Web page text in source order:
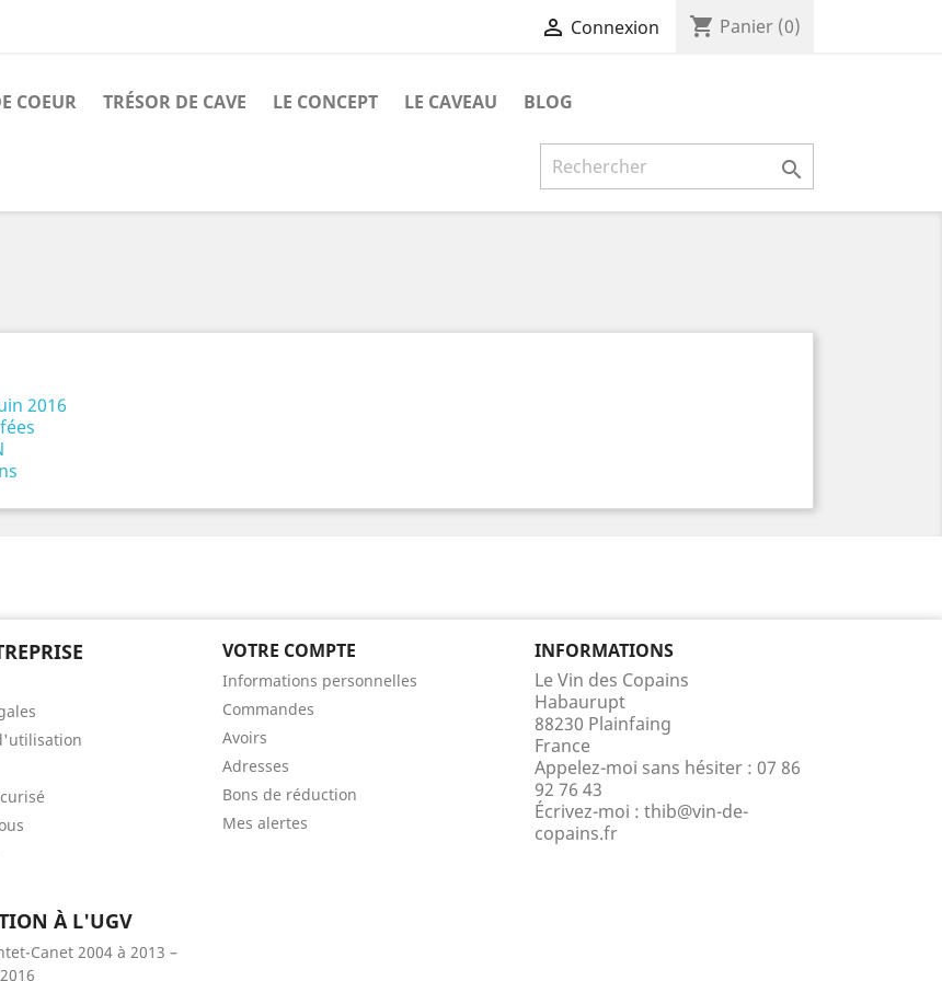
 Connexion shopping_cart Panier (0)
COEUR TRÉSOR DE CAVE LE CONCEPT LE CAVEAU BLOG

2016
VOTRE COMPTE
Informations personnelles
Commandes
Avoirs
Adresses
Bons de réduction
Mes alertes
INFORMATIONS
Le Vin des Copains
Habaurupt
88230 Plainfaing
France
Appelez-moi sans hésiter : 07 86
92 76 43
Écrivez-moi : thib@vin-de-
copains.fr
À L'UGV
Canet 2004 à 2013 –